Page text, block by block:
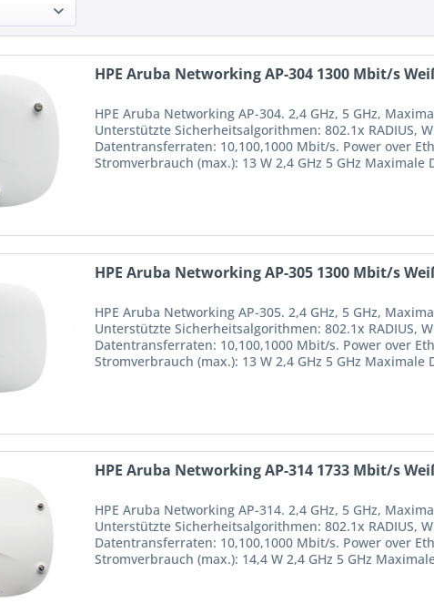
HPE Aruba Networking AP-304 1300 Mbit/s
HPE Aruba Networking AP-304. 2,4 GHz, 5 GHz,
Unterstützte Sicherheitsalgorithmen: 802.1x RADIUS,
Datentransferraten: 10,100,1000 Mbit/s. Power over
Stromverbrauch (max.): 13 W 2,4 GHz 5 GHz
HPE Aruba Networking AP-305 1300 Mbit/s
HPE Aruba Networking AP-305. 2,4 GHz, 5 GHz,
Unterstützte Sicherheitsalgorithmen: 802.1x RADIUS,
Datentransferraten: 10,100,1000 Mbit/s. Power over
Stromverbrauch (max.): 13 W 2,4 GHz 5 GHz
HPE Aruba Networking AP-314 1733 Mbit/s
HPE Aruba Networking AP-314. 2,4 GHz, 5 GHz,
Unterstützte Sicherheitsalgorithmen: 802.1x RADIUS,
Datentransferraten: 10,100,1000 Mbit/s. Power over
Stromverbrauch (max.): 14,4 W 2,4 GHz 5 GHz